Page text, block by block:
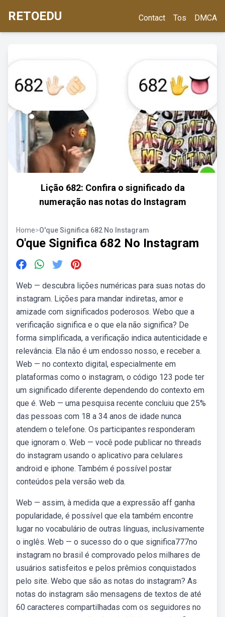
RETOEDU Contact Tos DMCA
Lição 682: Confira o significado da
numeração nas notas do Instagram
Home>O'que Significa 682 No Instagram
O'que Significa 682 No Instagram
Web — descubra lições numéricas para suas notas do
instagram. Lições para mandar indiretas, amor e
amizade com significados poderosos. Webo que a
verificação significa e o que ela não significa? De
forma simplificada, a verificação indica autenticidade e
relevância. Ela não é um endosso nosso, e receber a.
Web — no contexto digital, especialmente em
plataformas como o instagram, o código 123 pode ter
um significado diferente dependendo do contexto em
que é. Web — uma pesquisa recente concluiu que 25%
das pessoas com 18 a 34 anos de idade nunca
atendem o telefone. Os participantes responderam
que ignoram o. Web — você pode publicar no threads
do instagram usando o aplicativo para celulares
android e iphone. Também é possível postar
conteúdos pela versão web da.
Web — assim, à medida que a expressão aff ganha
popularidade, é possível que ela também encontre
lugar no vocabulário de outras línguas, inclusivamente
o inglês. Web — o sucesso do o que significa777no
instagram no brasil é comprovado pelos milhares de
usuários satisfeitos e pelos prêmios conquistados
pelo site. Webo que são as notas do instagram? As
notas do instagram são mensagens de textos de até
60 caracteres compartilhadas com os seguidores no